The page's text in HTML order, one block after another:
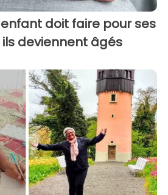
doit faire pour ses
deviennent âgés